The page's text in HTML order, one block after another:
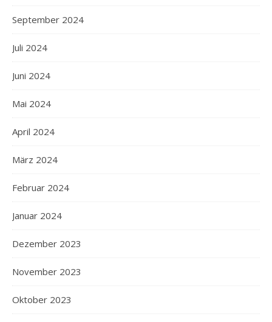
September 2024
Juli 2024
Juni 2024
Mai 2024
April 2024
März 2024
Februar 2024
Januar 2024
Dezember 2023
November 2023
Oktober 2023